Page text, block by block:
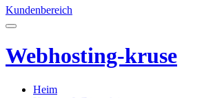
Kundenbereich
Webhosting-kruse
Heim